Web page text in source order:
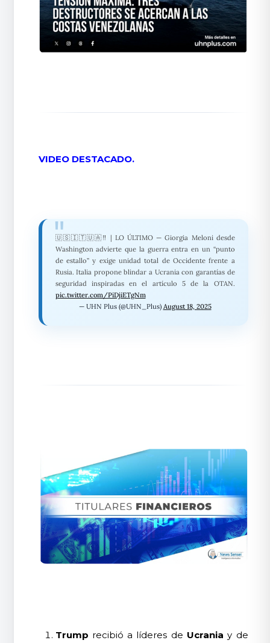
VIDEO DESTACADO.
🇺🇸🇮🇹🇺🇦‼️ | LO ÚLTIMO — Giorgia Meloni desde
Washington advierte que la guerra entra en un “punto
de estallo” y exige unidad total de Occidente frente a
Rusia. Italia propone blindar a Ucrania con garantías de
seguridad inspiradas en el artículo 5 de la OTAN.
pic.twitter.com/PiDjiETgNm
— UHN Plus (@UHN_Plus) August 18, 2025
Trump recibió a líderes de Ucrania y de